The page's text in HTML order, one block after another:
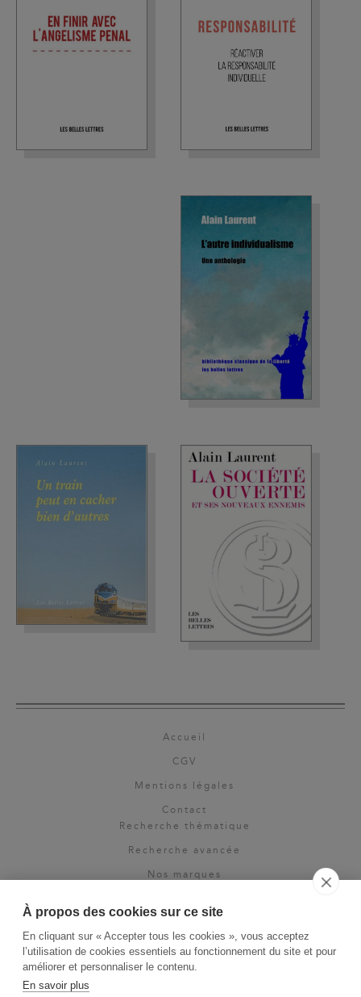
À propos des cookies sur ce site
En cliquant sur « Accepter tous les cookies », vous acceptez
l’utilisation de cookies essentiels au fonctionnement du site et pour
améliorer et personnaliser le contenu.
En savoir plus
Accueil
CGV
Mentions légales
Contact
Recherche thématique
Recherche avancée
Nos marques
Espace pro
Newsletter
La Vie des Classiques